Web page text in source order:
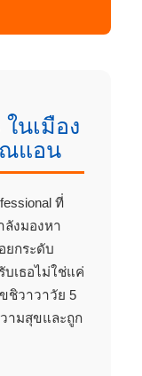
นเมือง
ณแอน
ที่
ลังมองหา
ยกระดับ
เธอไม่ใช่แค่
ชิวาวาวัย 5
ามสุขและถูก